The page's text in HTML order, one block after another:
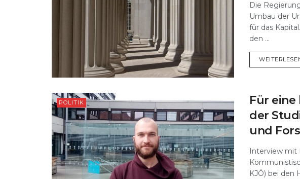
Die
Umbau der
für das
den ...
POLITIK
Für
der
und
Interview mit
KJÖ) bei den